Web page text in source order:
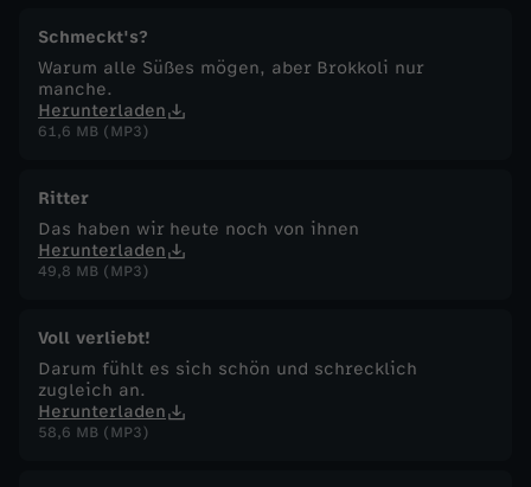
Schmeckt's?
Warum alle Süßes mögen, aber Brokkoli nur
manche.
Herunterladen
61,6 MB (MP3)
Ritter
Das haben wir heute noch von ihnen
Herunterladen
49,8 MB (MP3)
Voll verliebt!
Darum fühlt es sich schön und schrecklich
zugleich an.
Herunterladen
58,6 MB (MP3)